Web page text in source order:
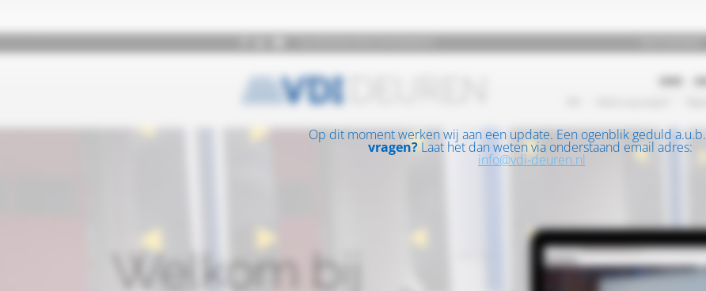
Op dit moment werken wij aan een update. Een ogenblik geduld a.u.b.
vragen? Laat het dan weten via onderstaand email adres:
info@vdi-deuren.nl